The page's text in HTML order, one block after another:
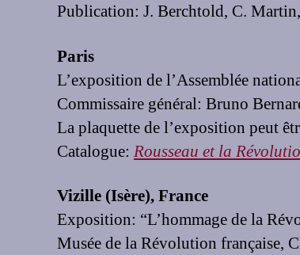
Publication: J. Berchtold, C.
Paris
L’exposition de l’Assemblée
Commissaire général: Bruno
La plaquette de l’exposition peut
Catalogue: Rousseau et la
Vizille (Isère), France
Exposition: “L’hommage de la
Musée de la Révolution française,